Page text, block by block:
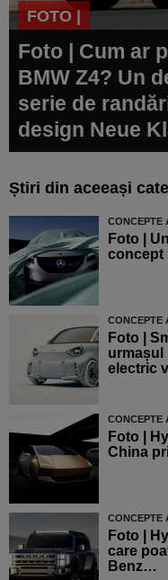
FOTO |
Foto | Cum ar
BMW Z4? Un
serie de
design Neue
Știri din aceeași
CONCEPTE
Foto |
concept
CONCEPTE
Foto |
urmașul
electric
CONCEPTE
Foto |
China
CONCEPTE
Foto |
care
Benz…